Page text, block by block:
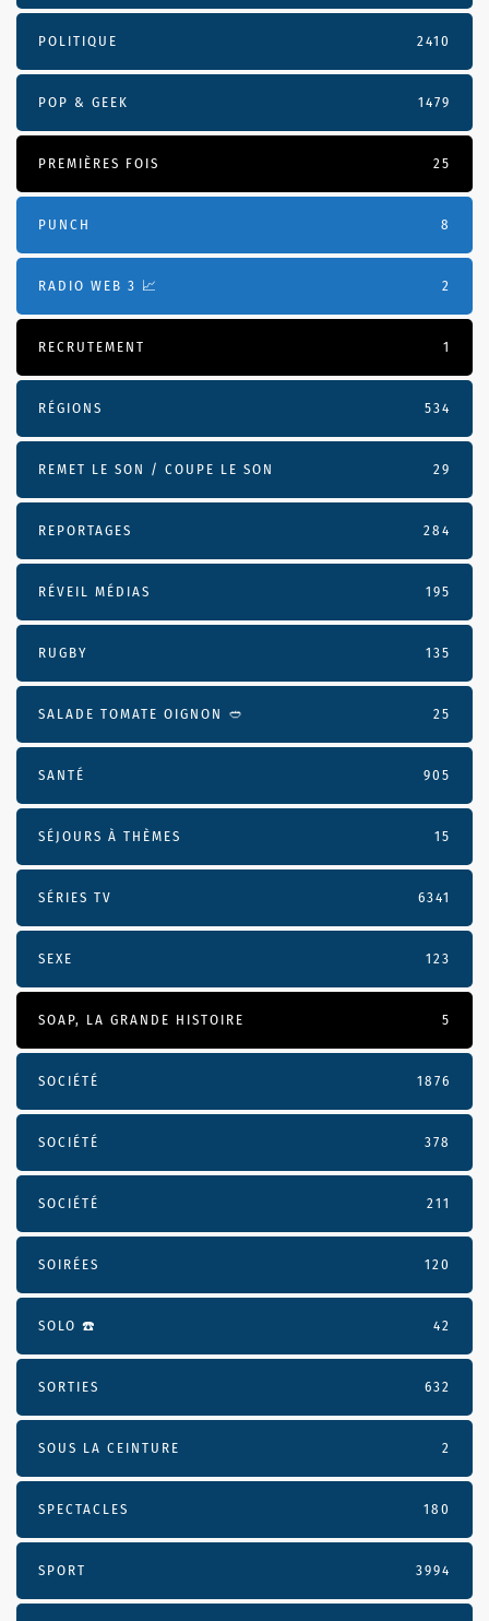
POLITIQUE 2410
POP & GEEK 1479
PREMIÈRES FOIS 25
PUNCH 8
RADIO WEB 3 📈 2
RECRUTEMENT 1
RÉGIONS 534
REMET LE SON / COUPE LE SON 29
REPORTAGES 284
RÉVEIL MÉDIAS 195
RUGBY 135
SALADE TOMATE OIGNON 🥙 25
SANTÉ 905
SÉJOURS À THÈMES 15
SÉRIES TV 6341
SEXE 123
SOAP, LA GRANDE HISTOIRE 5
SOCIÉTÉ 1876
SOCIÉTÉ 378
SOCIÉTÉ 211
SOIRÉES 120
SOLO ☎️ 42
SORTIES 632
SOUS LA CEINTURE 2
SPECTACLES 180
SPORT 3994